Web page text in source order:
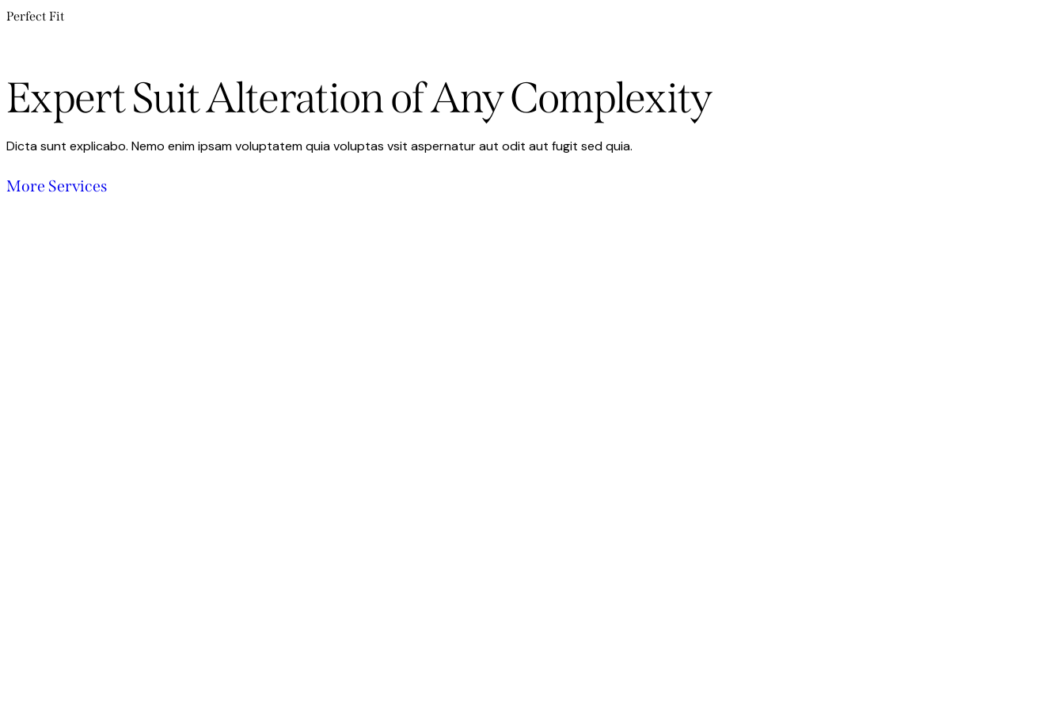
Perfect Fit
Expert Suit Alteration of Any Complexity
Dicta sunt explicabo. Nemo enim ipsam voluptatem quia voluptas vsit aspernatur aut odit aut fugit sed quia.
More Services